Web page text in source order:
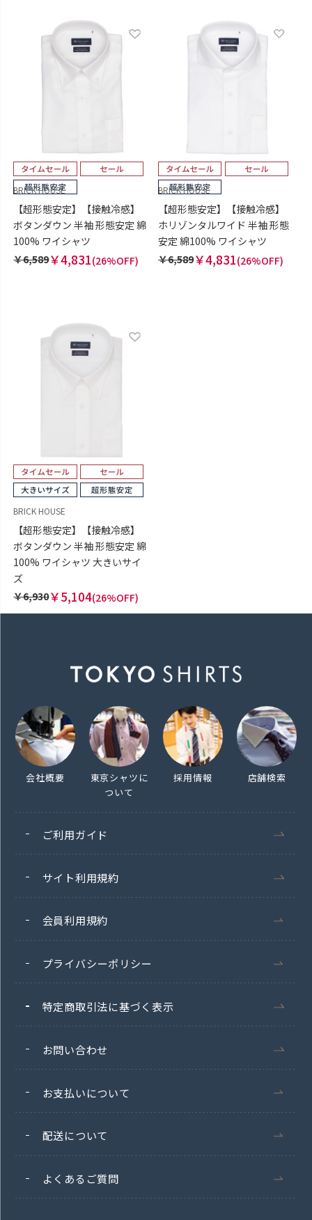
BRICK HOUSE
【超形態安定】【接触冷感】
ボタンダウン 半袖 形態安定 綿
100% ワイシャツ
￥6,589￥4,831(26%OFF)
BRICK HOUSE
【超形態安定】【接触冷感】
ホリゾンタルワイド 半袖 形態
安定 綿100% ワイシャツ
￥6,589￥4,831(26%OFF)
BRICK HOUSE
【超形態安定】【接触冷感】
ボタンダウン 半袖 形態安定 綿
100% ワイシャツ 大きいサイ
ズ
￥6,930￥5,104(26%OFF)
会社概要
東京シャツに
ついて
採用情報 店舗検索
ご利用ガイド
サイト利用規約
会員利用規約
プライバシーポリシー
特定商取引法に基づく表示
お問い合わせ
お支払いについて
配送について
よくあるご質問